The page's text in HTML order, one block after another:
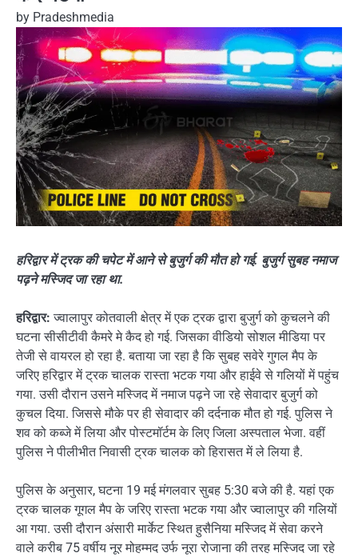
by Pradeshmedia
हरिद्वार में ट्रक की चपेट में आने से बुजुर्ग की मौत हो गई. बुजुर्ग सुबह नमाज
पढ़ने मस्जिद जा रहा था.
हरिद्वार:ज्वालापुर कोतवाली क्षेत्र में एक ट्रक द्वारा बुजुर्ग को कुचलने की
घटना सीसीटीवी कैमरे मे कैद हो गई. जिसका वीडियो सोशल मीडिया पर
तेजी से वायरल हो रहा है. बताया जा रहा है कि सुबह सवेरे गुगल मैप के
जरिए हरिद्वार में ट्रक चालक रास्ता भटक गया और हाईवे से गलियों में पहुंच
गया. उसी दौरान उसने मस्जिद में नमाज पढ़ने जा रहे सेवादार बुजुर्ग को
कुचल दिया. जिससे मौके पर ही सेवादार की दर्दनाक मौत हो गई. पुलिस ने
शव को कब्जे में लिया और पोस्टमॉर्टम के लिए जिला अस्पताल भेजा. वहीं
पुलिस ने पीलीभीत निवासी ट्रक चालक को हिरासत में ले लिया है.
पुलिस के अनुसार, घटना 19 मई मंगलवार सुबह 5:30 बजे की है. यहां एक
ट्रक चालक गूगल मैप के जरिए रास्ता भटक गया और ज्वालापुर की गलियों
आ गया. उसी दौरान अंसारी मार्केट स्थित हुसैनिया मस्जिद में सेवा करने
वाले करीब 75 वर्षीय नूर मोहम्मद उर्फ नूरा रोजाना की तरह मस्जिद जा रहे